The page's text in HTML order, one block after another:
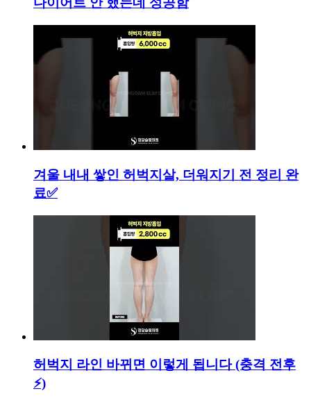
겨울 내내 쌓인 허벅지살, 더워지기 전 정리 완
료✅
허벅지 라인 바뀌면 이렇게 됩니다 (충격 전후
⚡)